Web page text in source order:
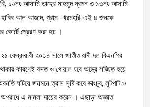
১২নং আসামি তাহের মাহমুদ স্বপন ও ১৩নং আসামি
হাবিব আল আজাদ, গ্রাম -খরমহরি-এই ৪ জনকে
কোর্টে প্রেরণ করা হয় ।
ফেব্রুয়ারী ২০১৪ সালে জাতীতাবাদী দল বিএনপির
কারণেই বসত ও গোয়াল ঘরে অস্ত্রে সজ্জিত হয়ে
ঘটিয়ে জনমনে ত্রাস সৃষ্টি করে ভাংচুর, লুটপাট ও
অপরাধে এ মামলা দায়ের করেন । এছাড়া অজ্ঞাত